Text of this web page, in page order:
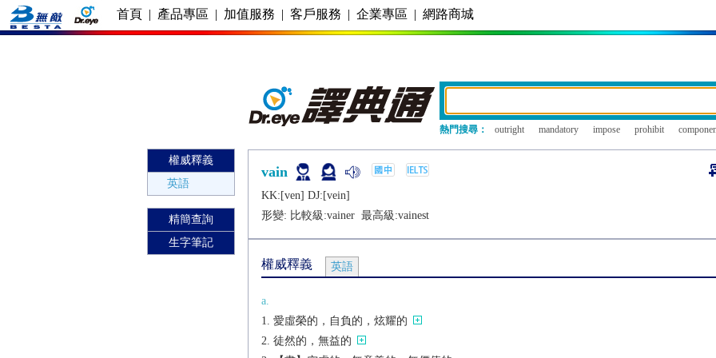
首頁 | 產品專區 | 加值服務 | 客戶服務 | 企業專區 | 網路商城
熱門搜尋： outright mandatory impose prohibit
權威釋義
英語
精簡查詢
生字筆記
vain
KK:[vеn] DJ:[vеin]
形變: 比較級:vainer最高級:vainest
權威釋義 英語
a.
愛虛榮的，自負的，炫耀的
徒然的，無益的